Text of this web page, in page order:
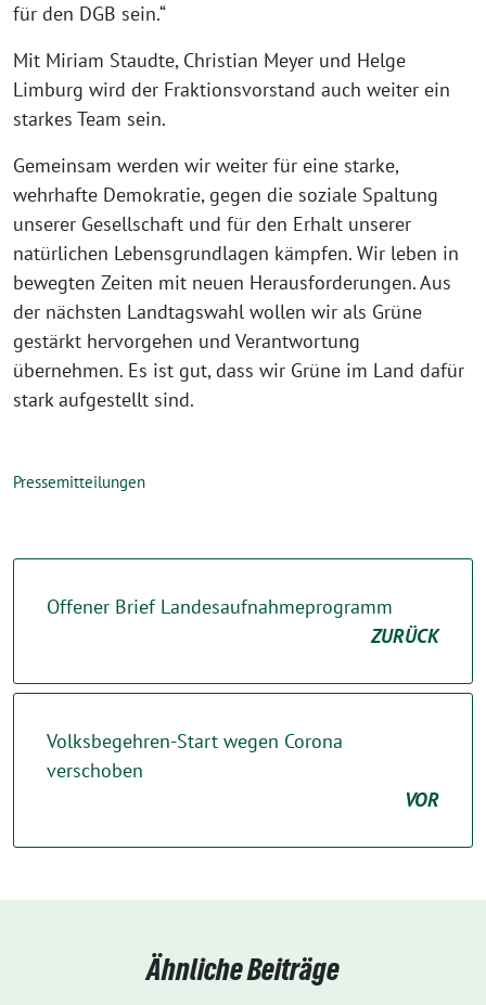
für den DGB sein.“
Mit Miriam Staudte, Christian Meyer und Helge
Limburg wird der Fraktionsvorstand auch weiter ein
starkes Team sein.
Gemeinsam werden wir weiter für eine starke,
wehrhafte Demokratie, gegen die soziale Spaltung
unserer Gesellschaft und für den Erhalt unserer
natürlichen Lebensgrundlagen kämpfen. Wir leben in
bewegten Zeiten mit neuen Herausforderungen. Aus
der nächsten Landtagswahl wollen wir als Grüne
gestärkt hervorgehen und Verantwortung
übernehmen. Es ist gut, dass wir Grüne im Land dafür
stark aufgestellt sind.
Pressemitteilungen
Offener Brief Landesaufnahmeprogramm
ZURÜCK
Volksbegehren-Start wegen Corona
verschoben
VOR
Ähnliche Beiträge